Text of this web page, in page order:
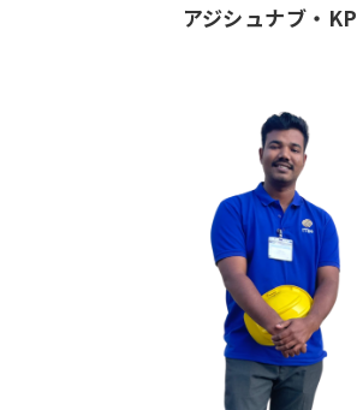
アジシュナブ・KP